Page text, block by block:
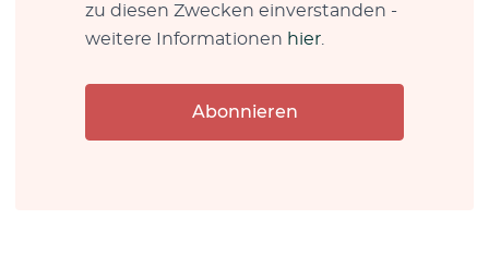
zu diesen Zwecken einverstanden -
weitere Informationen hier
Abonnieren